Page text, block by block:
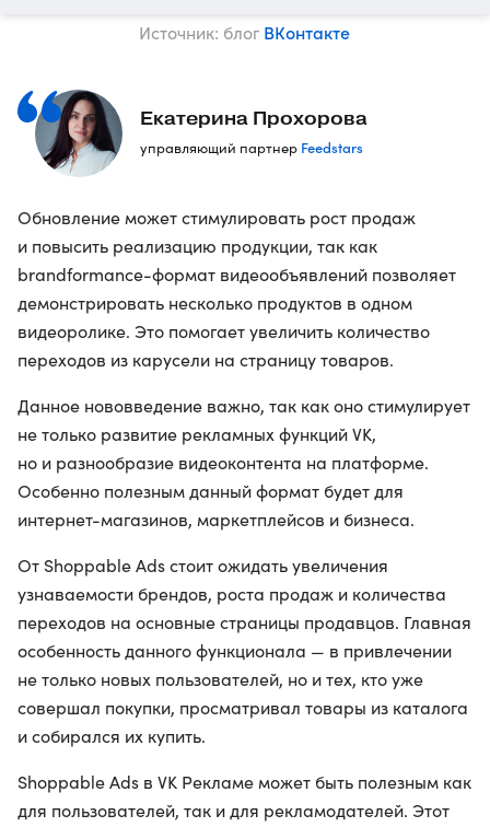
Источник: блог ВКонтакте
Екатерина Прохорова
управляющий партнер Feedstars
Обновление может стимулировать рост продаж
и повысить реализацию продукции, так как
brandformance-формат видеообъявлений позволяет
демонстрировать несколько продуктов в одном
видеоролике. Это помогает увеличить количество
переходов из карусели на страницу товаров.
Данное нововведение важно, так как оно стимулирует
не только развитие рекламных функций VK,
но и разнообразие видеоконтента на платформе.
Особенно полезным данный формат будет для
интернет-магазинов, маркетплейсов и бизнеса.
​От Shoppable Ads стоит ожидать увеличения
узнаваемости брендов, роста продаж и количества
переходов на основные страницы продавцов. Главная
особенность данного функционала — в привлечении
не только новых пользователей, но и тех, кто уже
совершал покупки, просматривал товары из каталога
и собирался их купить.
​Shoppable Ads в VK Рекламе может быть полезным как
для пользователей, так и для рекламодателей. Этот